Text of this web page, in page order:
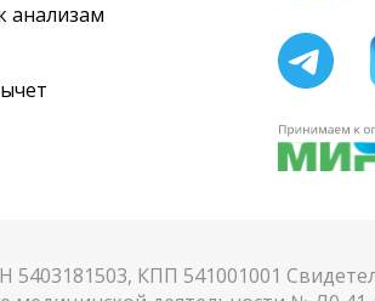
анализам
КПП 541001001